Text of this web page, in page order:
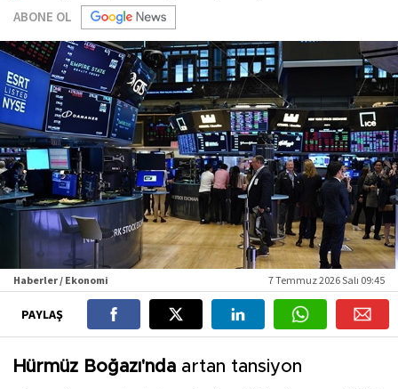
ABONE OL
Haberler / Ekonomi 7 Temmuz 2026 Salı 09:45
PAYLAŞ
Hürmüz Boğazı'nda artan tansiyon